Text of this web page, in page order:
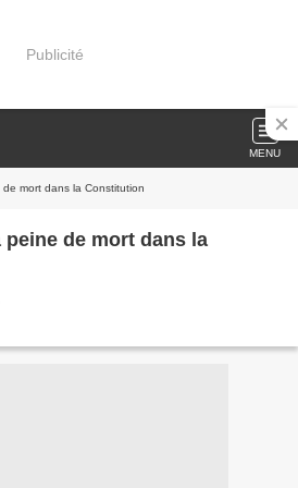
Publicité
MENU
mort dans la Constitution
de mort dans la